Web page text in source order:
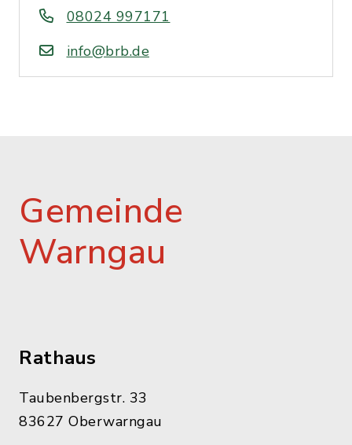
08024 997171
info@brb.de
Gemeinde
Warngau
Rathaus
Taubenbergstr. 33
83627 Oberwarngau